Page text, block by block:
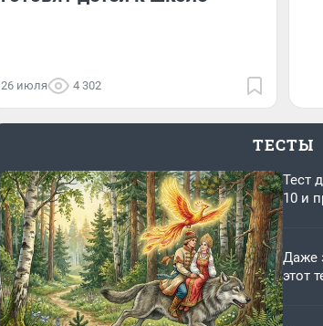
26 июля 4 302
ТЕСТЫ
Тест
10 и
Даже
этот